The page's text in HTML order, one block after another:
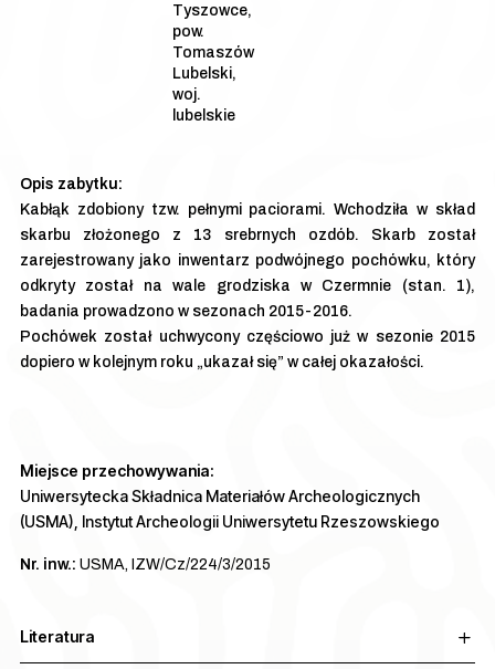
Tyszowce,
pow.
Tomaszów
Lubelski,
woj.
lubelskie
Kabłąk zdobiony tzw. pełnymi paciorami. Wchodziła w skład
skarbu złożonego z 13 srebrnych ozdób. Skarb został
zarejestrowany jako inwentarz podwójnego pochówku, który
odkryty został na wale grodziska w Czermnie (stan. 1),
badania prowadzono w sezonach 2015-2016.
Pochówek został uchwycony częściowo już w sezonie 2015
dopiero w kolejnym roku „ukazał się” w całej okazałości.
Miejsce przechowywania:
Uniwersytecka Składnica Materiałów Archeologicznych
(USMA), Instytut Archeologii Uniwersytetu Rzeszowskiego
Nr. inw.: USMA, IZW/Cz/224/3/2015
Literatura